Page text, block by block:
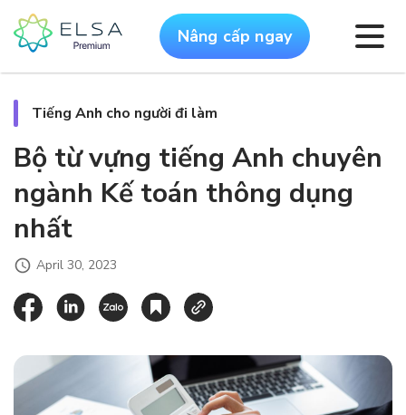
Nâng cấp ngay
Tiếng Anh cho người đi làm
Bộ từ vựng tiếng Anh chuyên
ngành Kế toán thông dụng
nhất
April 30, 2023